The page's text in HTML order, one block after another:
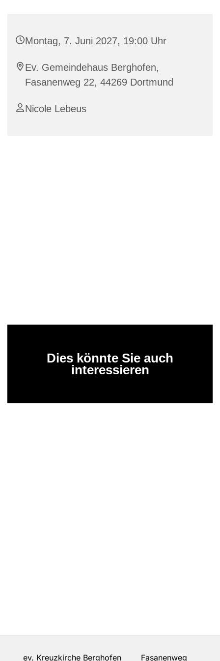
Montag, 7. Juni 2027, 19:00 Uhr
Ev. Gemeindehaus Berghofen,
Fasanenweg 22, 44269 Dortmund
Nicole Lebeus
Dies könnte Sie auch
interessieren
ev. Kreuzkirche Berghofen Fasanenweg